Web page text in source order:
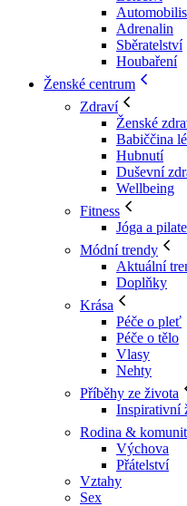
Adrenalin
Sběratelství
Houbaření
Ženské centrum
Zdraví
Ženské
Babiččina
Hubnutí
Duševní
Wellbeing
Fitness
Jóga a
Módní trendy
Aktuální
Doplňky
Krása
Péče o pleť
Péče o tělo
Vlasy
Nehty
Příběhy ze života
Inspirativní
Rodina &
Výchova
Přátelství
Vztahy
Sex